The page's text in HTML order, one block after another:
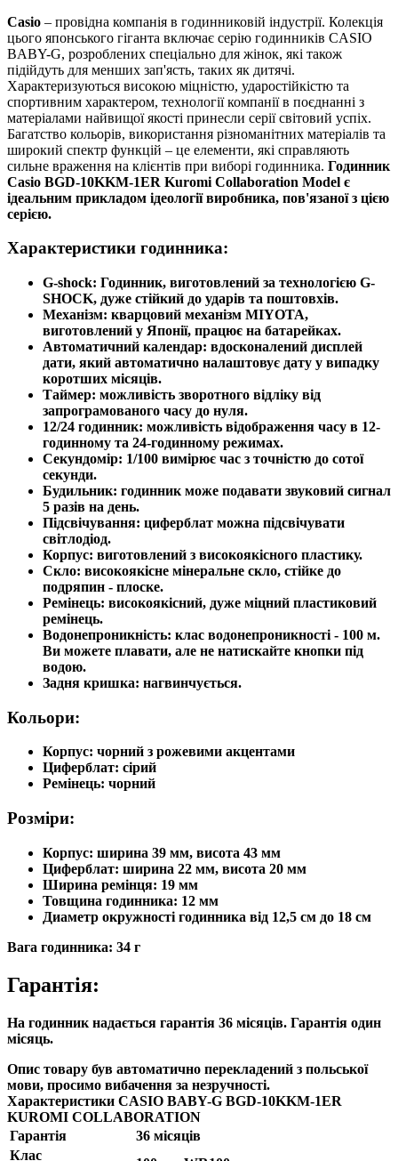
Casio – провідна компанія в годинниковій індустрії. Колекція
цього японського гіганта включає серію годинників CASIO
BABY-G, розроблених спеціально для жінок, які також
підійдуть для менших зап'ясть, таких як дитячі.
Характеризуються високою міцністю, ударостійкістю та
спортивним характером, технології компанії в поєднанні з
матеріалами найвищої якості принесли серії світовий успіх.
Багатство кольорів, використання різноманітних матеріалів та
широкий спектр функцій – це елементи, які справляють
сильне враження на клієнтів при виборі годинника. Годинник
Casio BGD-10KKM-1ER Kuromi Collaboration Model є
ідеальним прикладом ідеології виробника, пов'язаної з цією
серією.
Характеристики годинника:
G-shock: Годинник, виготовлений за технологією G-
SHOCK, дуже стійкий до ударів та поштовхів.
Механізм: кварцовий механізм MIYOTA,
виготовлений у Японії, працює на батарейках.
Автоматичний календар: вдосконалений дисплей
дати, який автоматично налаштовує дату у випадку
коротших місяців.
Таймер: можливість зворотного відліку від
запрограмованого часу до нуля.
12/24 годинник: можливість відображення часу в 12-
годинному та 24-годинному режимах.
Секундомір: 1/100 вимірює час з точністю до сотої
секунди.
Будильник: годинник може подавати звуковий сигнал
5 разів на день.
Підсвічування: циферблат можна підсвічувати
світлодіод.
Корпус: виготовлений з високоякісного пластику.
Скло: високоякісне мінеральне скло, стійке до
подряпин - плоске.
Ремінець: високоякісний, дуже міцний пластиковий
ремінець.
Водонепроникність: клас водонепроникності - 100 м.
Ви можете плавати, але не натискайте кнопки під
водою.
Задня кришка: нагвинчується.
Кольори:
Корпус: чорний з рожевими акцентами
Циферблат: сірий
Ремінець: чорний
Розміри:
Корпус: ширина 39 мм, висота 43 мм
Циферблат: ширина 22 мм, висота 20 мм
Ширина ремінця: 19 мм
Товщина годинника: 12 мм
Диаметр окружності годинника від 12,5 см до 18 см
Вага годинника: 34 г
Гарантія:
На годинник надається гарантія 36 місяців. Гарантія один
місяць.
Опис товару був автоматично перекладений з польської
мови, просимо вибачення за незручності.
Характеристики CASIO BABY-G BGD-10KKM-1ER
KUROMI COLLABORATION
Гарантія
36 місяців
Клас